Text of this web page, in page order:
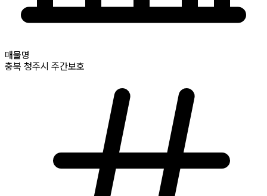
매물명
충북 청주시 주간보호